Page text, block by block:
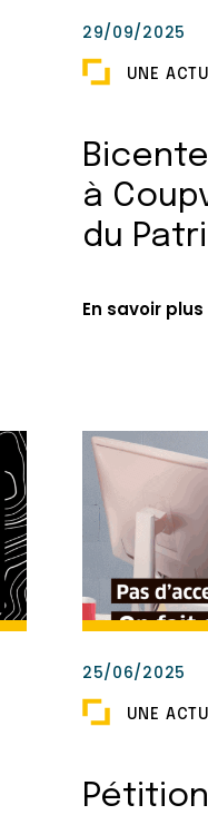
à
du
29/09/2025
UNE
En savoir plus
25/06/2025
UNE